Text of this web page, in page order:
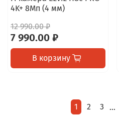
4K+ 8Мп (4 мм)
12 990.00 ₽
7 990.00 ₽
В корзину
1 2 3 …